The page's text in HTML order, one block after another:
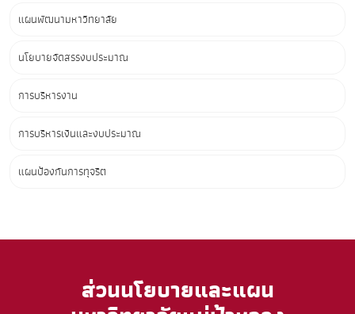
แผนพัฒนามหาวิทยาลัย
นโยบายจัดสรรงบประมาณ
การบริหารงาน
การบริหารเงินและงบประมาณ
แผนป้องกันการทุจริต
ส่วนนโยบายและแผน